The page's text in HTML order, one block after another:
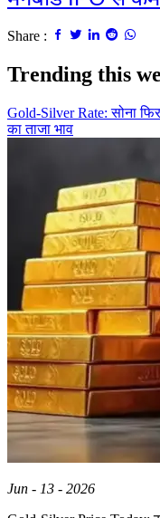
Share :
Trending this
Gold-Silver Rate: सोना
का ताजा भाव
Jun - 13 - 2026